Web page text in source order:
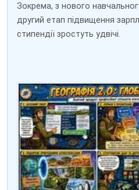
Зокрема, з нового
другий етап підвищення
стипендії зростуть удвічі.